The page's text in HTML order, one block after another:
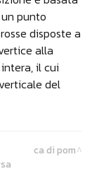
punto
disposte a
alla
il cui
del
ca di pom